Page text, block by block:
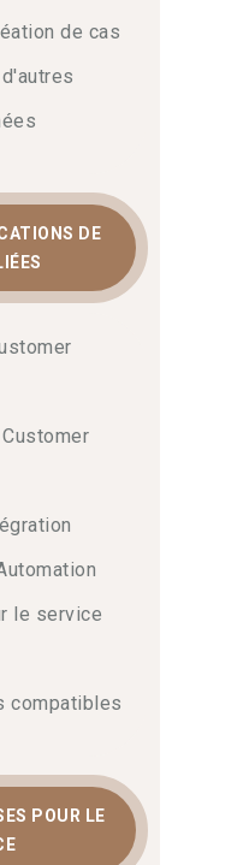
de cas
DE
le service
compatibles
POUR LE